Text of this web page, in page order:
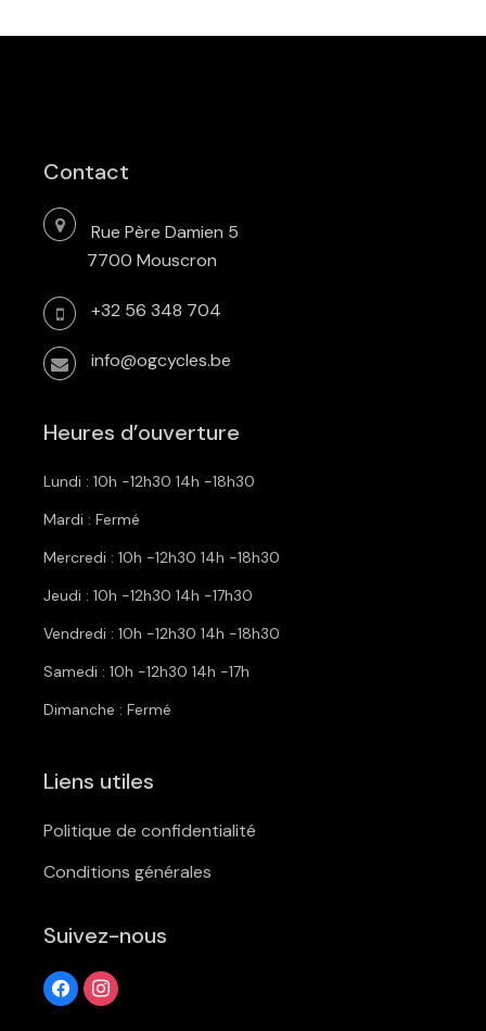
Contact
Rue Père Damien 5
7700 Mouscron
+32 56 348 704
info@ogcycles.be
Heures d’ouverture
Lundi : 10h -12h30 14h -18h30
Mardi : Fermé
Mercredi : 10h -12h30 14h -18h30
Jeudi : 10h -12h30 14h -17h30
Vendredi : 10h -12h30 14h -18h30
Samedi : 10h -12h30 14h -17h
Dimanche : Fermé
Liens utiles
Politique de confidentialité
Conditions générales
Suivez-nous